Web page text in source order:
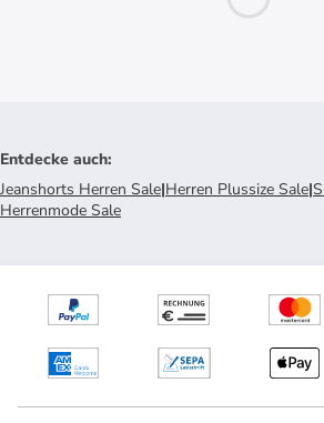
Entdecke auch:
Jeanshorts Herren Sale|Herren Plussize Sale|
Herrenmode Sale